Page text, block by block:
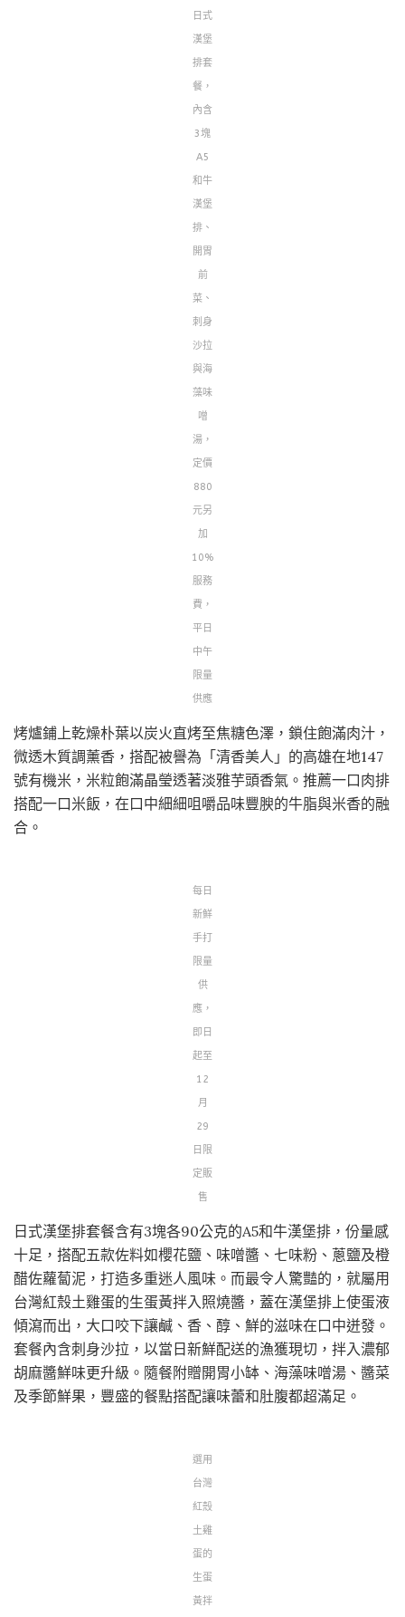
日式
漢堡
排套
餐，
內含
3塊
A5
和牛
漢堡
排、
開胃
前
菜、
刺身
沙拉
與海
藻味
噌
湯，
定價
880
元另
加
10%
服務
費，
平日
中午
限量
供應
烤爐鋪上乾燥朴葉以炭火直烤至焦糖色澤，鎖住飽滿肉汁，
微透木質調薰香，搭配被譽為「清香美人」的高雄在地147
號有機米，米粒飽滿晶瑩透著淡雅芋頭香氣。推薦一口肉排
搭配一口米飯，在口中細細咀嚼品味豐腴的牛脂與米香的融
合。
每日
新鮮
手打
限量
供
應，
即日
起至
12
月
29
日限
定販
售
日式漢堡排套餐含有3塊各90公克的A5和牛漢堡排，份量感
十足，搭配五款佐料如櫻花鹽、味噌醬、七味粉、蔥鹽及橙
醋佐蘿蔔泥，打造多重迷人風味。而最令人驚豔的，就屬用
台灣紅殼土雞蛋的生蛋黃拌入照燒醬，蓋在漢堡排上使蛋液
傾瀉而出，大口咬下讓鹹、香、醇、鮮的滋味在口中迸發。
套餐內含刺身沙拉，以當日新鮮配送的漁獲現切，拌入濃郁
胡麻醬鮮味更升級。隨餐附贈開胃小缽、海藻味噌湯、醬菜
及季節鮮果，豐盛的餐點搭配讓味蕾和肚腹都超滿足。
選用
台灣
紅殼
土雞
蛋的
生蛋
黃拌